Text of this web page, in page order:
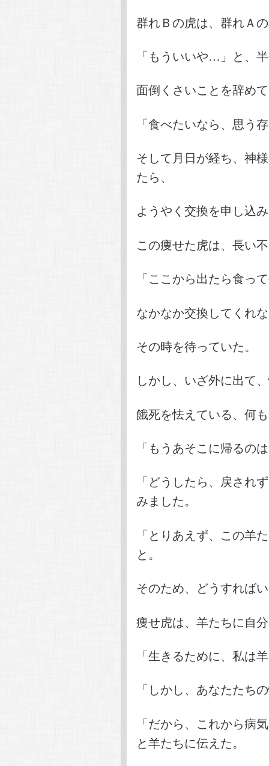
群れＢの虎は、群れＡ
「もういいや…」と、
面倒くさいことを辞め
「食べたいなら、思う
そして月日が経ち、神
たら、
ようやく交換を申し込
この痩せた虎は、長い
「ここから出たら食っ
なかなか交換してくれ
その時を待っていた。
しかし、いざ外に出て
餓死を怯えている、何
「もうあそこに帰るの
「どうしたら、戻され
みました。
「とりあえず、この羊
と。
そのため、どうすれば
痩せ虎は、羊たちに自
「生きるために、私は
「しかし、あなたたち
「だから、これから病
と羊たちに伝えた。